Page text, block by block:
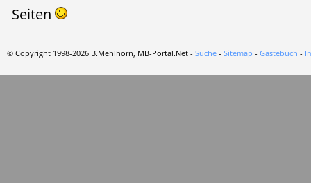
Seiten
© Copyright 1998-2026 B.Mehlhorn, MB-Portal.Net - Suche - Sitemap - Gästebuch -